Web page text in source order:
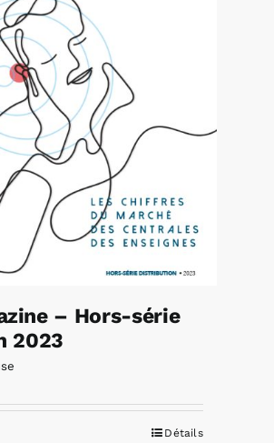
– Hors-série
2023
Détails